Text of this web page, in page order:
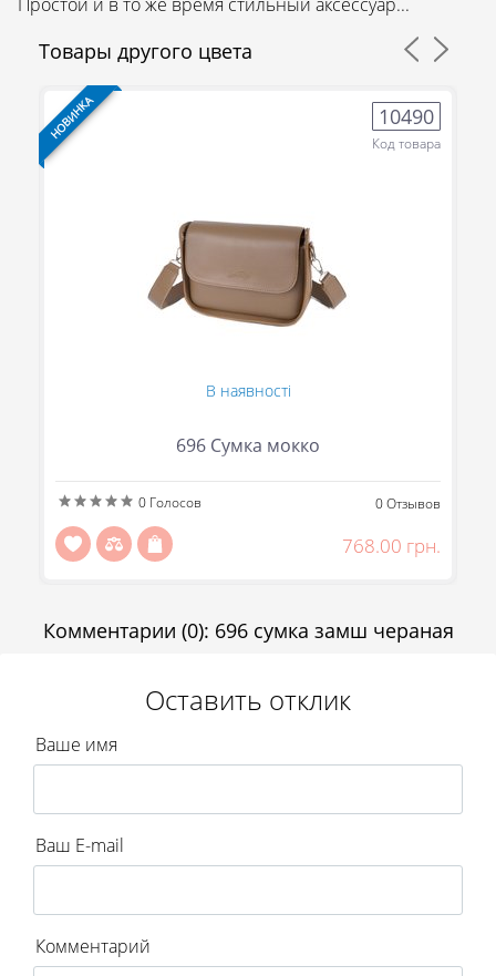
Сообщить
(095) 706-69-33
(093) 107-55-85
Передзвоніть мені
Товары другого цвета
НОВИНКА 10490
Код товара
В наявності
696 Сумка мокко
0 Голосов 0Отзывов
768.00 грн.
Комментарии (0): 696 сумка замш чераная
Оставить отклик
Ваше имя
Ваш E-mail
Комментарий